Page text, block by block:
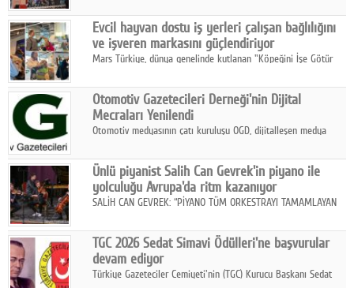
Google Plus
© 2026 TÜM HAKLARI SAKLIDIR
Fuarı'nda sektör profesyonelleri, iş ortakları, bayiler ve son
kullanıcılarla bir araya geldi.
Evcil hayvan dostu iş yerleri çalışan bağlılığını
ve işveren markasını güçlendiriyor
Mars Türkiye, dünya genelinde kutlanan "Köpeğini İşe Götür
çalışan bağlılığı, iyi olma hali ve işveren markası üzerindeki
etkisine dikkat çekti.
Otomotiv Gazetecileri Derneği'nin Dijital
Mecraları Yenilendi
Otomotiv medyasının çatı kuruluşu OGD, dijitalleşen medya
hedefiyle internet sitesini ve sosyal medya kanallarını yeniledi.
Ünlü piyanist Salih Can Gevrek'in piyano ile
yolculuğu Avrupa'da ritm kazanıyor
SALİH CAN GEVREK: “PİYANO TÜM ORKESTRAYI TAMAMLAYAN
ETKİ YARATIYOR"
TGC 2026 Sedat Simavi Ödülleri'ne başvurular
devam ediyor
Türkiye Gazeteciler Cemiyeti'nin (TGC) Kurucu Başkanı Sedat